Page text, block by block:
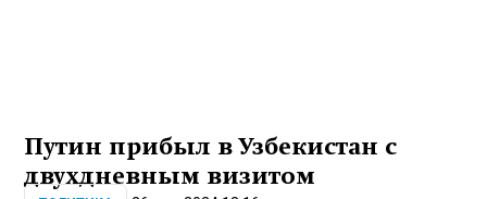
Путин прибыл в Узбекистан с
двухдневным визитом